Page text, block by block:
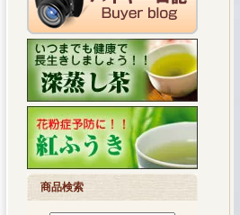
商品検索